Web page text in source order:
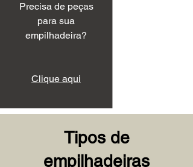
Precisa de peças
para sua
empilhadeira?
Clique aqui
Tipos de
empilhadeiras